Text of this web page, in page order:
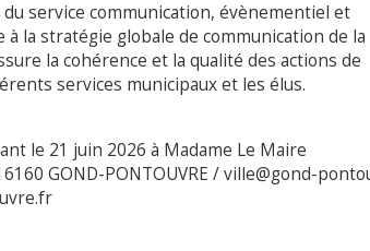
service communication, évènementiel et
la stratégie globale de communication de la
la cohérence et la qualité des actions de
services municipaux et les élus.
le 21 juin 2026 à Madame Le Maire
GOND-PONTOUVRE / ville@gond-